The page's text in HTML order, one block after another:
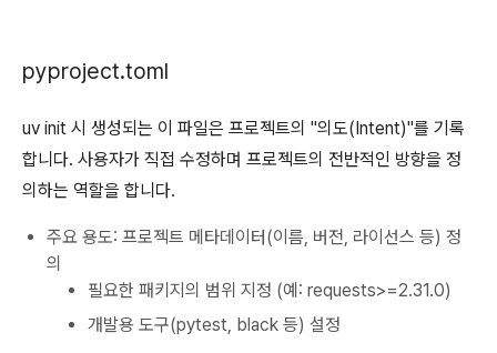
pyproject.toml
uv init 시 생성되는 이 파일은 프로젝트의 "의도(Intent)"를 기록
합니다. 사용자가 직접 수정하며 프로젝트의 전반적인 방향을 정
의하는 역할을 합니다.
주요 용도: 프로젝트 메타데이터(이름, 버전, 라이선스 등) 정
의
필요한 패키지의 범위 지정 (예: requests>=2.31.0)
개발용 도구(pytest, black 등) 설정